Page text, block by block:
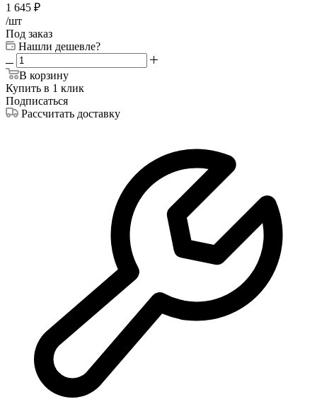
1 645 ₽
/шт
Под заказ
Нашли дешевле?
В корзину
Купить в 1 клик
Подписаться
Рассчитать доставку